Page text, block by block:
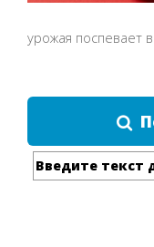
урожая поспевает